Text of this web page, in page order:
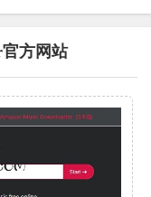
方网站